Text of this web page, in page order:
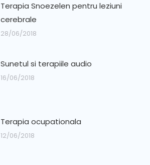
Terapia Snoezelen pentru leziuni
cerebrale
28/06/2018
Sunetul si terapiile audio
16/06/2018
Terapia ocupationala
12/06/2018